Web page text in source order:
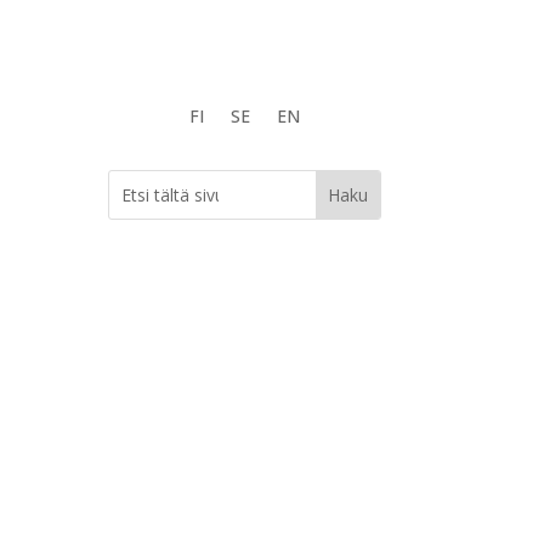
FI SE EN